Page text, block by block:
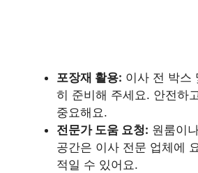
포장재 활용: 이사 전 박스
히 준비해 주세요. 안전하
중요해요.
전문가 도움 요청: 원룸이
공간은 이사 전문 업체에
적일 수 있어요.